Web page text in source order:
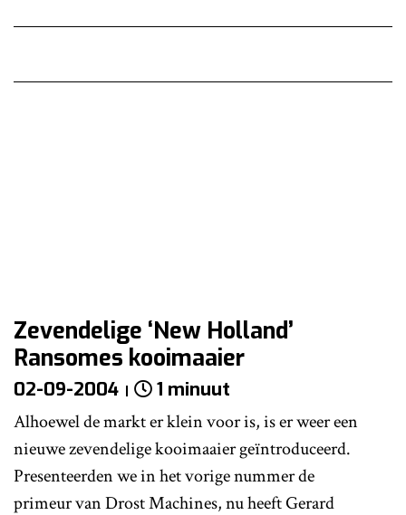
Zevendelige ‘New Holland’
Ransomes kooimaaier
02-09-2004 1 minuut
Alhoewel de markt er klein voor is, is er weer een
nieuwe zevendelige kooimaaier geïntroduceerd.
Presenteerden we in het vorige nummer de
primeur van Drost Machines, nu heeft Gerard